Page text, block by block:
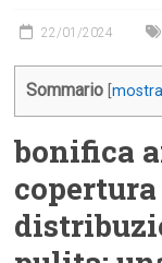
22/01/2024
Sommario [mostra
bonifica